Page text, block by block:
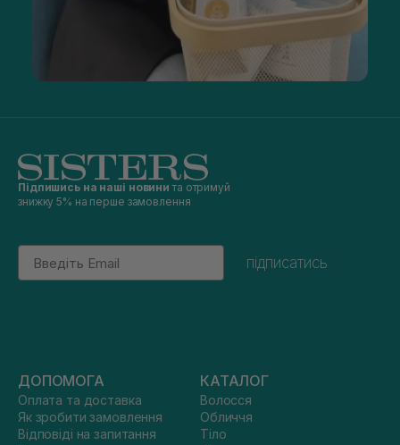
Підпишись на наші новини та отримуй
знижку 5% на перше замовлення
Email
підписатись
ДОПОМОГА
Оплата та доставка
Як зробити замовлення
Відповіді на запитання
КАТАЛОГ
Волосся
Обличчя
Тіло